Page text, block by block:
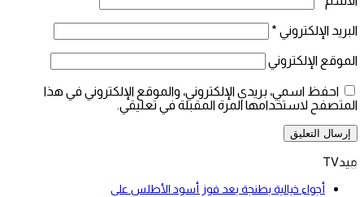
البريد الإلكتروني *
الموقع الإلكتروني
احفظ اسمي، بريدي الإلكتروني، والموقع الإلكتروني في هذا
المتصفح لاستخدامها المرة المقبلة في تعليقي.
ميدTV
أجواء خيالية بطنجة بعد فوز أسود الأطلس على